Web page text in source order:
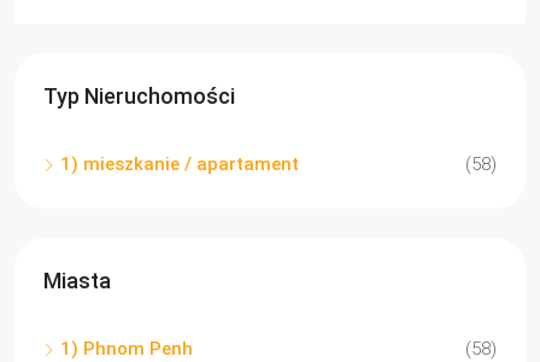
Typ Nieruchomości
1) mieszkanie / apartament (58)
Miasta
1) Phnom Penh (58)